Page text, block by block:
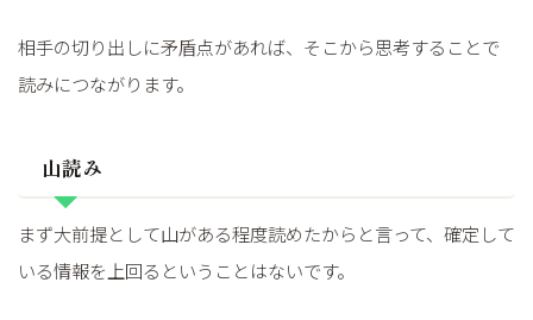
相手の切り出しに矛盾点があれば、そこから思考することで
読みにつながります。
山読み
まず大前提として山がある程度読めたからと言って、確定して
いる情報を上回るということはないです。